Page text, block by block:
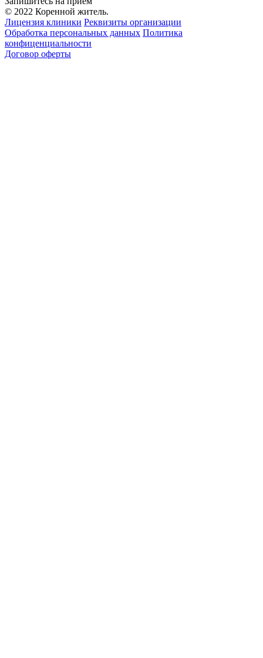
© 2022 Коренной житель.
Лицензия клиники Реквизиты организации
Обработка персональных данных Политика
конфиценциальности
Договор оферты